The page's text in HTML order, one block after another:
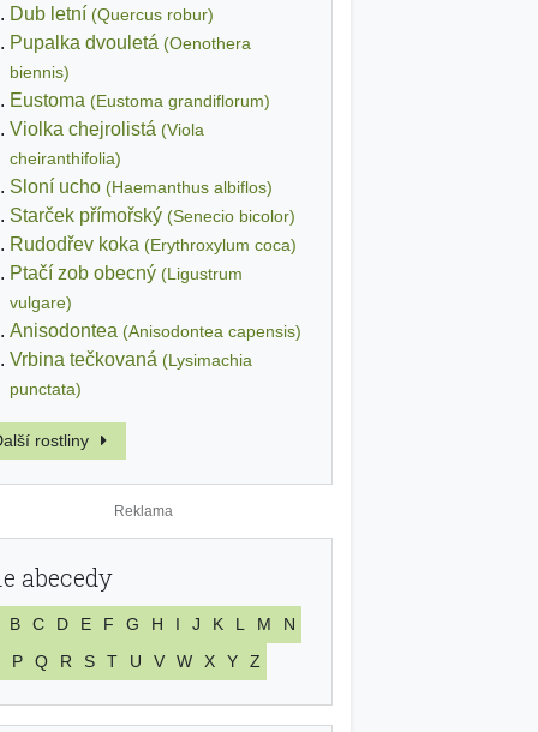
Dub letní (Quercus robur)
Pupalka dvouletá (Oenothera
biennis)
Eustoma (Eustoma grandiflorum)
Violka chejrolistá (Viola
cheiranthifolia)
Sloní ucho (Haemanthus albiflos)
Starček přímořský (Senecio bicolor)
Rudodřev koka (Erythroxylum coca)
Ptačí zob obecný (Ligustrum
vulgare)
Anisodontea (Anisodontea capensis)
Vrbina tečkovaná (Lysimachia
punctata)
rostliny
abecedy
B C D E F G H I J K L M
N
P
Q R S T U V W X Y Z